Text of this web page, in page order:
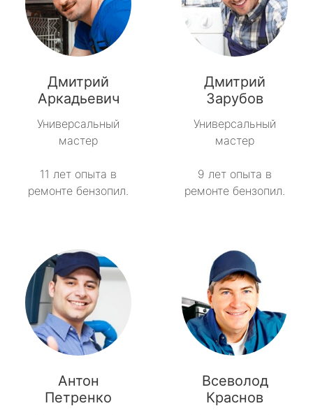
Дмитрий
Аркадьевич
Универсальный
мастер
11 лет опыта в
ремонте бензопил.
Дмитрий
Зарубов
Универсальный
мастер
9 лет опыта в
ремонте бензопил.
Антон
Петренко
Всеволод
Краснов